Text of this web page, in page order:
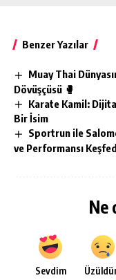
Benzer Yazılar
Muay Thai
Dövüşçüsü 🥊
Karate Kamil:
Bir İsim
Sportrun ile
ve Performansı
Ne
Sevdim